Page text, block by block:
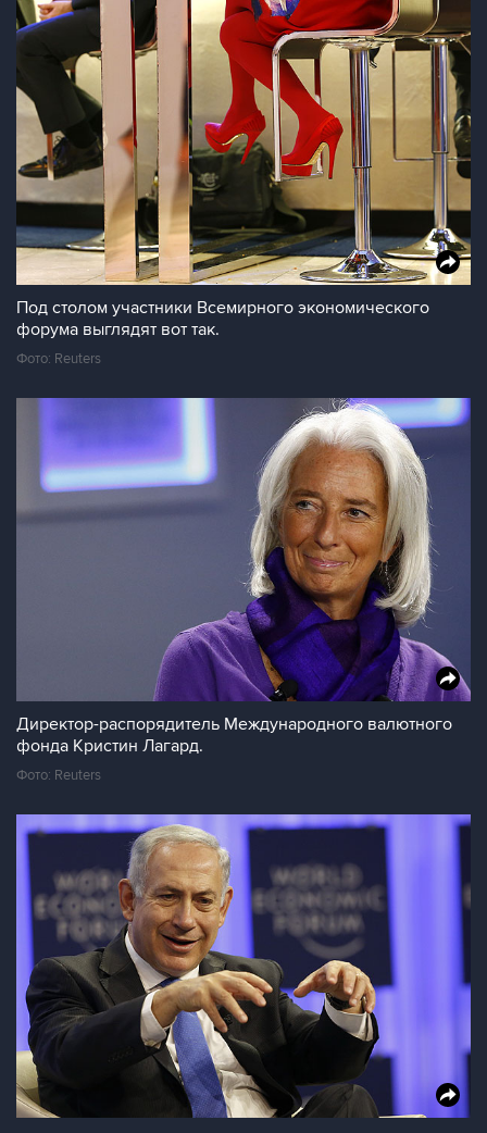
Под столом участники Всемирного экономического
форума выглядят вот так.
Фото: Reuters
Директор-распорядитель Международного валютного
фонда Кристин Лагард.
Фото: Reuters